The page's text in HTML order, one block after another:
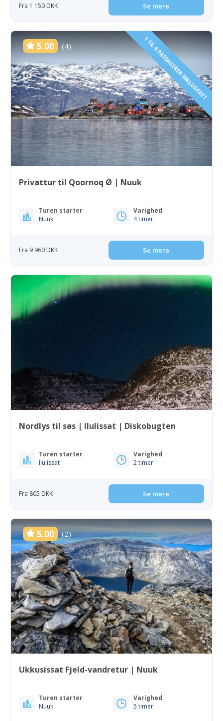
Fra 1 150 DKK Se mere
5.00 (4) 1 TIL 6 PASSAGERER INKLUDERET
Privattur til Qoornoq Ø | Nuuk
Turen starter
Nuuk
Varighed
4 timer
Fra 9 960 DKK Se mere
Nordlys til søs | Ilulissat | Diskobugten
Turen starter
Ilulissat
Varighed
2 timer
Fra 805 DKK Se mere
5.00 (2)
Ukkusissat Fjeld-vandretur | Nuuk
Turen starter
Nuuk
Varighed
5 timer